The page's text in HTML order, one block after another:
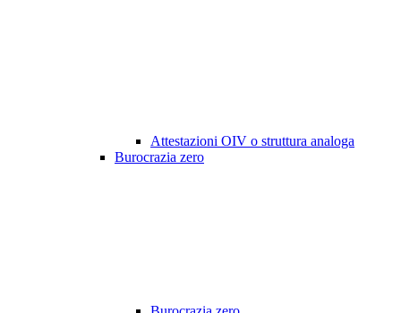
Attestazioni OIV o struttura analoga
Burocrazia zero